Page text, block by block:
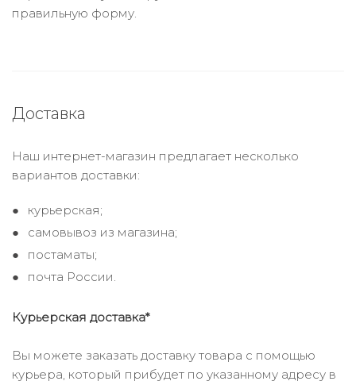
правильную форму.
Доставка
Наш интернет-магазин предлагает несколько
вариантов доставки:
курьерская;
самовывоз из магазина;
постаматы;
почта России.
Курьерская доставка*
Вы можете заказать доставку товара с помощью
курьера, который прибудет по указанному адресу в